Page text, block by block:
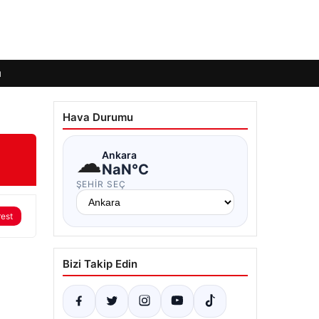
Hava Durumu
☁Ankara
NaN°C
ŞEHIR SEÇ
Bizi Takip Edin